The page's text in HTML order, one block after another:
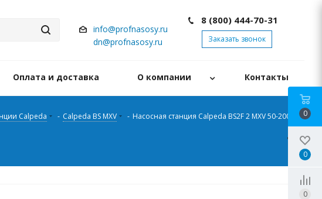
info@profnasosy.ru
dn@profnasosy.ru
8 (800) 444-70-31
Заказать звонок
Оплата и доставка О компании Контакты
Calpeda - Calpeda BS MXV - Насосная станция Calpeda BS2F 2 MXV 50-2004 0
0
0